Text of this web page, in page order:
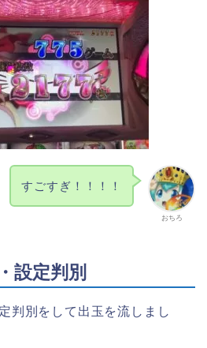
おちろ
すごすぎ！！！！
設定判別
判別をして出玉を流しまし